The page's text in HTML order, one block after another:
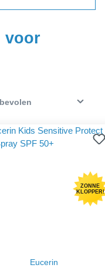
voor
ZONNE
KLOPPER!
Eucerin